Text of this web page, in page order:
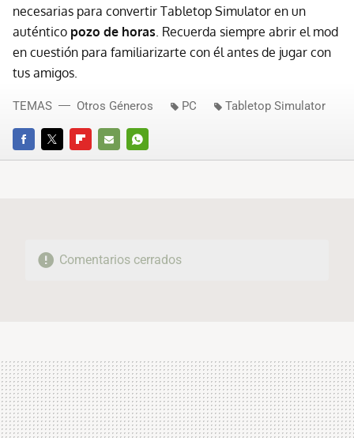
necesarias para convertir Tabletop Simulator en un
auténtico pozo de horas. Recuerda siempre abrir el mod
en cuestión para familiarizarte con él antes de jugar con
tus amigos.
FACEBOOKTWITTERFLIPBOARD
E-
WHATSAPP
TEMAS Otros Géneros PC Tabletop Simulator
Comentarios cerrados